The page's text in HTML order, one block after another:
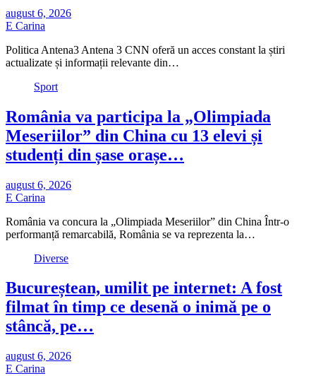
august 6, 2026
E Carina
Politica Antena3 Antena 3 CNN oferă un acces constant la știri
actualizate și informații relevante din…
Sport
România va participa la „Olimpiada
Meseriilor” din China cu 13 elevi și
studenți din șase orașe…
august 6, 2026
E Carina
România va concura la „Olimpiada Meseriilor” din China Într-o
performanță remarcabilă, România se va reprezenta la…
Diverse
Bucureștean, umilit pe internet: A fost
filmat în timp ce desenă o inimă pe o
stâncă, pe…
august 6, 2026
E Carina